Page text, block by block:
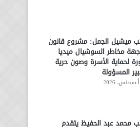
ميشيل الجمل: مشروع قانون
مخاطر السوشيال ميديا
لحماية الأسرة وصون حرية
المسؤولة
محمد عبد الحفيظ يتقدم